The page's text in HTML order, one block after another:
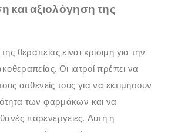
και αξιολόγηση της
θεραπείας είναι κρίσιμη για την
Οι ιατροί πρέπει να
ασθενείς τους για να εκτιμήσουν
των φαρμάκων και να
παρενέργειες. Αυτή η